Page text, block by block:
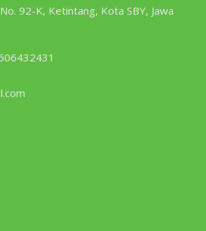
92-K, Ketintang, Kota SBY, Jawa